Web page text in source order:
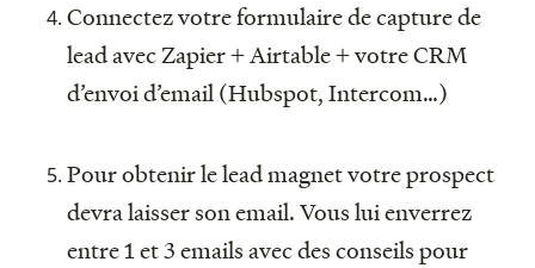
Connectez votre formulaire de capture de
lead avec Zapier + Airtable + votre CRM
d’envoi d’email (Hubspot, Intercom…)
Pour obtenir le lead magnet votre prospect
devra laisser son email. Vous lui enverrez
entre 1 et 3 emails avec des conseils pour